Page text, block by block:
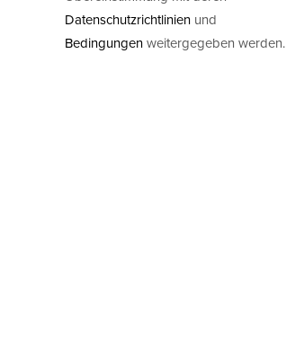
Datenschutzrichtlinien und
Bedingungenweitergegeben werden.